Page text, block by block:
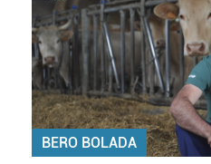
BERO BOLADA